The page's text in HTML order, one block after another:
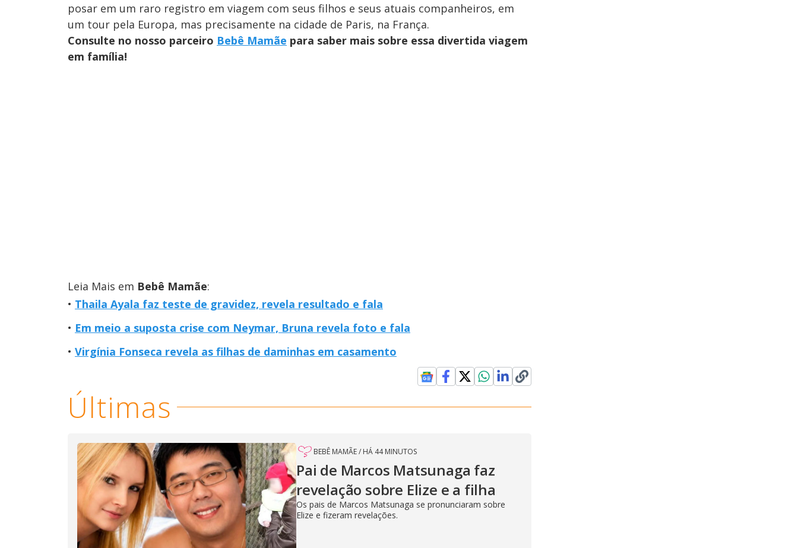
posar em um raro registro em viagem com seus filhos e seus atuais companheiros, em
um tour pela Europa, mas precisamente na cidade de Paris, na França.
Consulte no nosso parceiro Bebê Mamãe para saber mais sobre essa divertida viagem
em família!
Leia Mais em Bebê Mamãe:
Thaila Ayala faz teste de gravidez, revela resultado e fala
Em meio a suposta crise com Neymar, Bruna revela foto e fala
Virgínia Fonseca revela as filhas de daminhas em casamento
Últimas
BEBÊ MAMÃE/ HÁ 44 MINUTOS
Pai de Marcos Matsunaga faz
revelação sobre Elize e a filha
Os pais de Marcos Matsunaga se pronunciaram sobre
Elize e fizeram revelações.